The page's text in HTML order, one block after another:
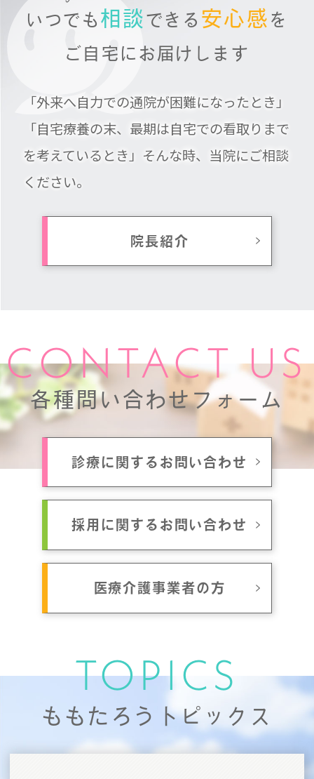
いつでも 相談 できる 安心感 を
ご自宅にお届けします
「外来へ自力での通院が困難になったとき」
「自宅療養の末、最期は自宅での看取りまで
を考えているとき」そんな時、当院にご相談
ください。
院長紹介
CONTACT US
各種問い合わせフォーム
診療に関するお問い合わせ
採用に関するお問い合わせ
医療介護事業者の方
TOPICS
ももたろうトピックス